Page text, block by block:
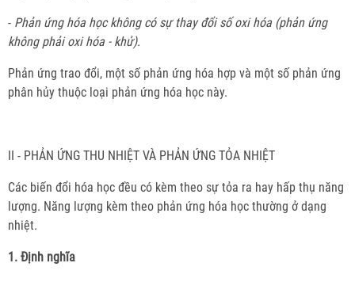
- Phản ứng hóa học không có sự thay đổi số oxi hóa (phản ứng
không phải oxi hóa - khử).
Phản ứng trao đổi, một số phản ứng hóa hợp và một số phản ứng
phân hủy thuộc loại phản ứng hóa học này.
II - PHẢN ỨNG THU NHIỆT VÀ PHẢN ỨNG TỎA NHIỆT
Các biến đổi hóa học đều có kèm theo sự tỏa ra hay hấp thụ năng
lượng. Năng lượng kèm theo phản ứng hóa học thường ở dạng
nhiệt.
1. Định nghĩa